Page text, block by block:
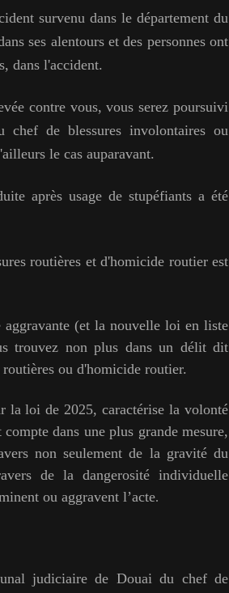
survenu dans le département du
ses alentours et des personnes ont
dans l'accident.
contre vous, vous serez poursuivi
de blessures involontaires ou
le cas auparavant.
après usage de stupéfiants a été
routières et d'homicide routier est
aggravante (et la nouvelle loi en liste
trouvez non plus dans un délit dit
ou d'homicide routier.
la loi de 2025, caractérise la volonté
dans une plus grande mesure,
non seulement de la gravité du
de la dangerosité individuelle
ou aggravent l’acte.
judiciaire de Douaidu chef de